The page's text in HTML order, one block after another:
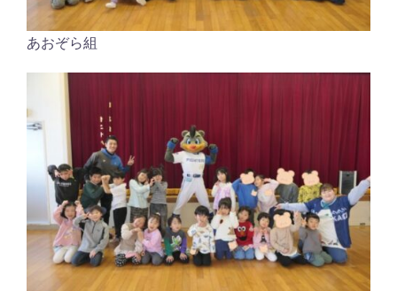
あおぞら組